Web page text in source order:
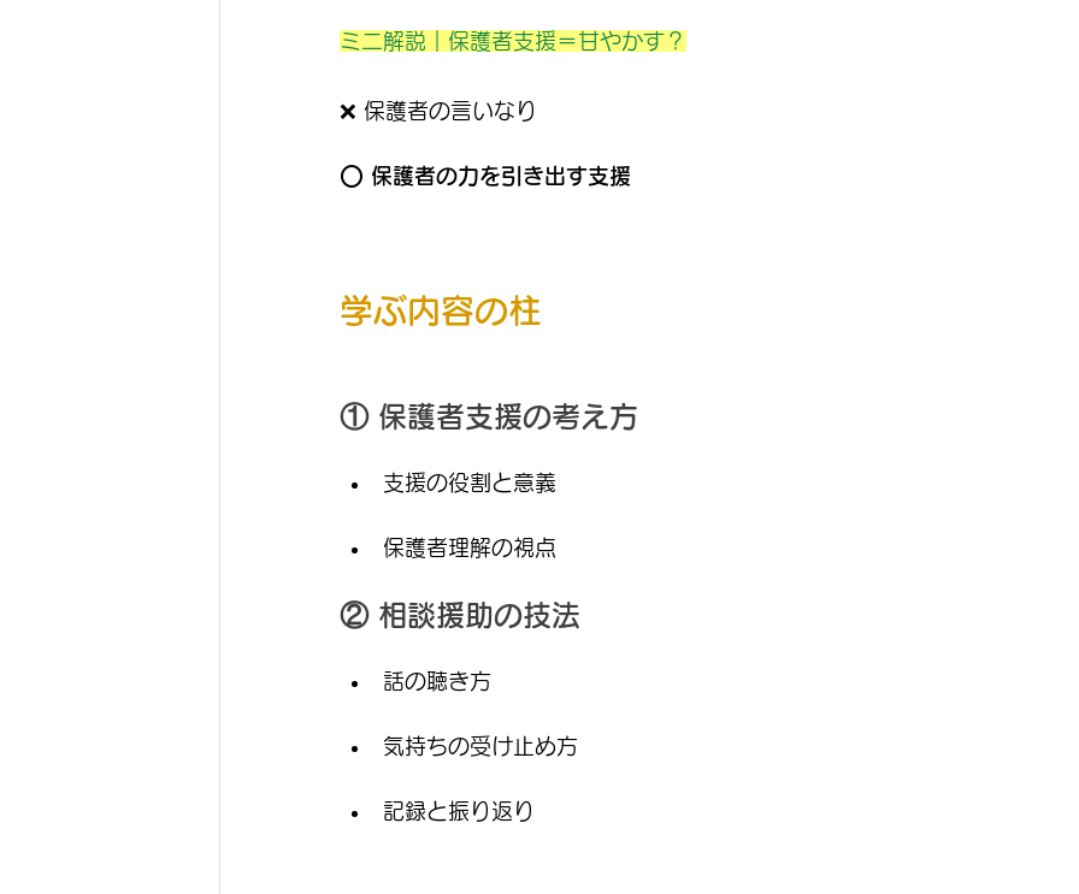
ミニ解説｜保護者支援＝甘やかす？
❌ 保護者の言いなり
⭕ 保護者の力を引き出す支援
学ぶ内容の柱
① 保護者支援の考え方
支援の役割と意義
保護者理解の視点
② 相談援助の技法
話の聴き方
気持ちの受け止め方
記録と振り返り